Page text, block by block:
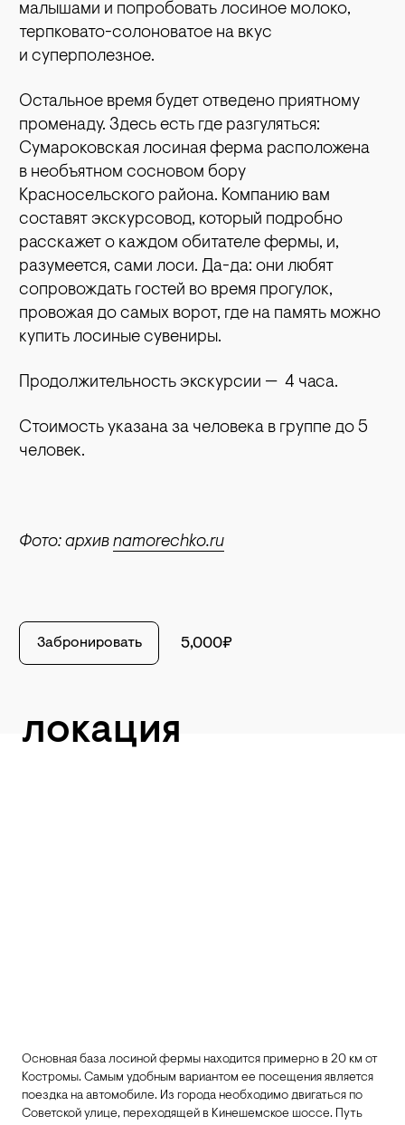
малышами и попробовать лосиное молоко,
терпковато-солоноватое на вкус
и суперполезное.
Остальное время будет отведено приятному
променаду. Здесь есть где разгуляться:
Сумароковская лосиная ферма расположена
в необъятном сосновом бору
Красносельского района. Компанию вам
составят экскурсовод, который подробно
расскажет о каждом обитателе фермы, и,
разумеется, сами лоси. Да-да: они любят
сопровождать гостей во время прогулок,
провожая до самых ворот, где на память можно
купить лосиные сувениры.
Продолжительность экскурсии — 4 часа.
Стоимость указана за человека в группе до 5
человек.
Фото: архив namorechko.ru
Забронировать 5,000₽
локация
Основная база лосиной фермы находится примерно в 20 км от
Костромы. Самым удобным вариантом ее посещения является
поездка на автомобиле. Из города необходимо двигаться по
Советской улице, переходящей в Кинешемское шоссе. Путь